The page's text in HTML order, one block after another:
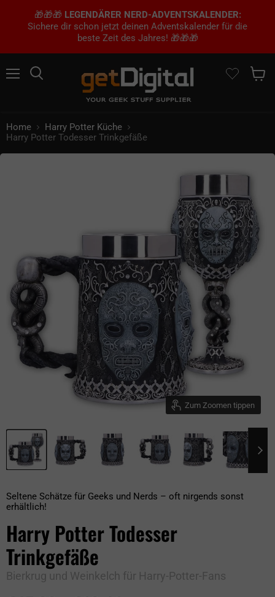
🎁🎁🎁 LEGENDÄRER NERD-ADVENTSKALENDER:
Sichere dir schon jetzt deinen Adventskalender für die
beste Zeit des Jahres! 🎁🎁🎁
Home
Harry Potter Küche
Harry Potter Todesser Trinkgefäße
Zum Zoomen tippen
Seltene Schätze für Geeks und Nerds – oft nirgends sonst
erhältlich!
Harry Potter Todesser
Trinkgefäße
Bierkrug und Weinkelch für Harry-Potter-Fans